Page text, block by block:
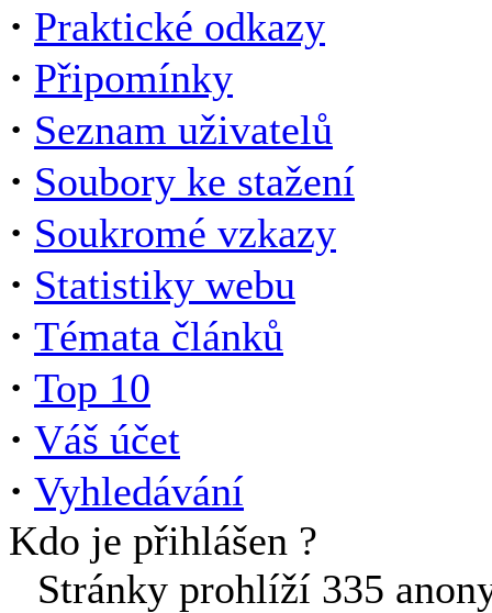
· Praktické odkazy
· Připomínky
· Seznam uživatelů
· Soubory ke stažení
· Soukromé vzkazy
· Statistiky webu
· Témata článků
· Top 10
· Váš účet
· Vyhledávání
Kdo je přihlášen ?
Stránky prohlíží 335